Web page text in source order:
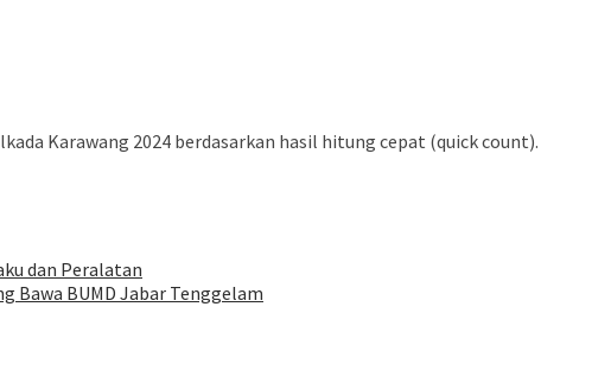
Karawang 2024 berdasarkan hasil hitung cepat (quick count).
dan Peralatan
Bawa BUMD Jabar Tenggelam